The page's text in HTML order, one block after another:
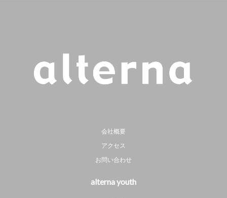
会社概要
アクセス
お問い合わせ
alterna youth